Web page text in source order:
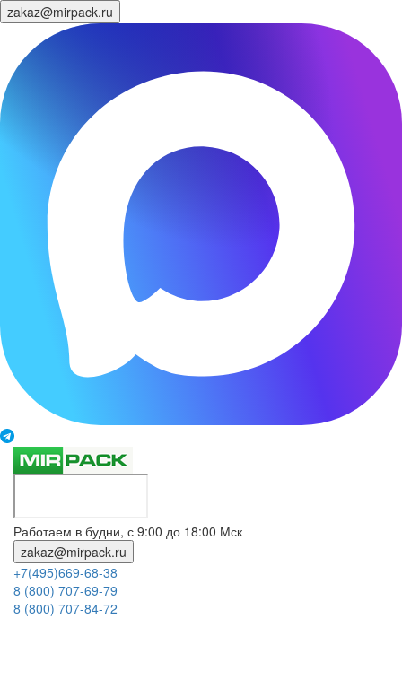
zakaz@mirpack.ru
Работаем в будни, с 9:00 до 18:00 Мск
zakaz@mirpack.ru
+7(495)669-68-38
8 (800) 707-69-79
8 (800) 707-84-72